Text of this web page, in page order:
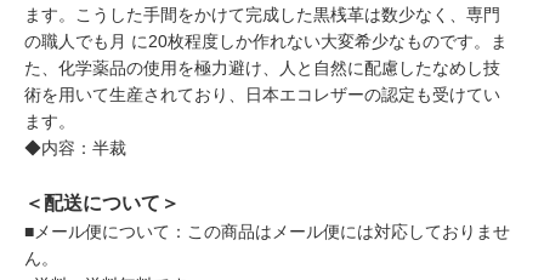
ます。こうした手間をかけて完成した黒桟革は数少なく、専門
の職人でも月 に20枚程度しか作れない大変希少なものです。ま
た、化学薬品の使用を極力避け、人と自然に配慮したなめし技
術を用いて生産されており、日本エコレザーの認定も受けてい
ます。
◆内容：半裁
＜配送について＞
■メール便について：この商品はメール便には対応しておりませ
ん。